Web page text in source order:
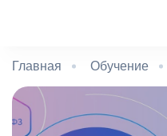
Главная Обучение